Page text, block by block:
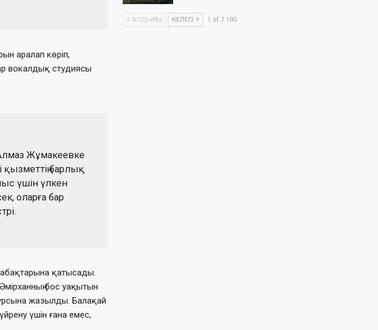
аралап көріп,
вокалдық студиясы
Жұмакеевке
барлық
үшін үлкен
оларға бар
қатысады.
бос уақытын
жазылды. Балақай
үшін ғана емес,
АЛДЫҢҒЫ КЕЛЕСІ 1 of 7 100